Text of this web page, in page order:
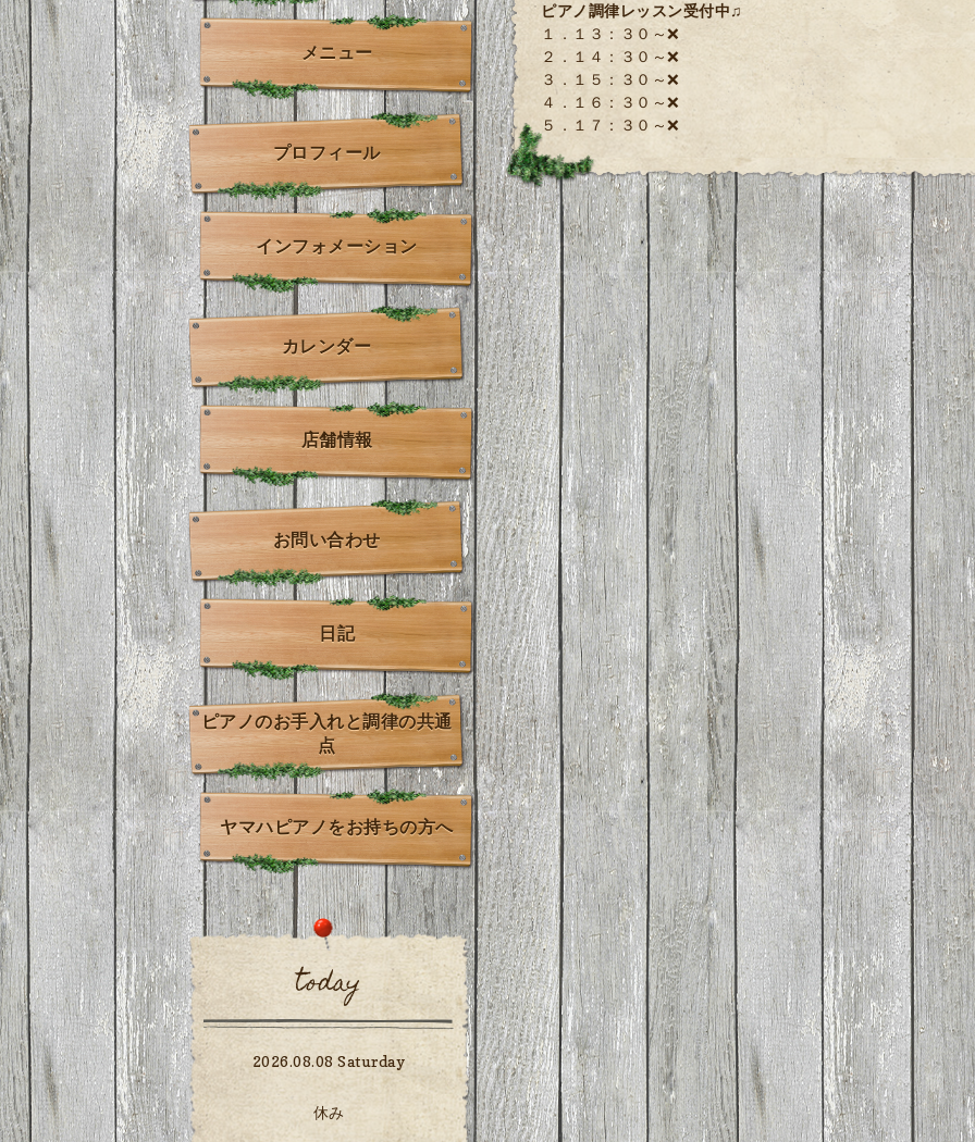
ピアノ調律レッスン受付中♫
１．１３：３０～❌
２．１４：３０～❌
３．１５：３０～❌
４．１６：３０～❌
５．１７：３０～❌
メニュー
プロフィール
インフォメーション
カレンダー
店舗情報
お問い合わせ
日記
ピアノのお手入れと調律の共通
点
ヤマハピアノをお持ちの方へ
today
2026.08.08 Saturday
休み